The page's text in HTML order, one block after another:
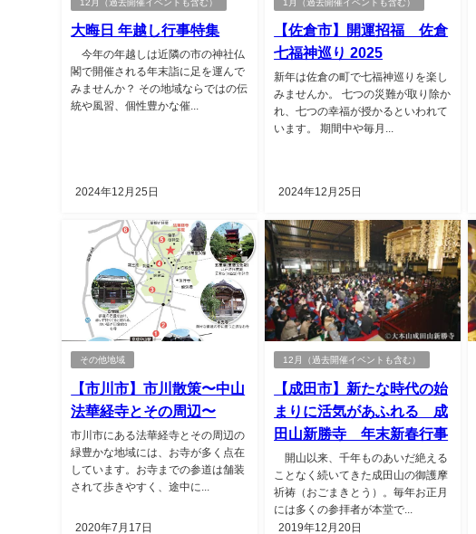
12月（過去開催イベントも含む）
大晦日 年越し行事特集
今年の年越しは近隣の市の神社仏
閣で開催される年末詣に足を運んで
みませんか？ その地域ならではの伝
統や風習、個性豊かな催...
2024年12月25日
1月（過去開催イベントも含む）
【佐倉市】開運招福 佐倉
七福神巡り 2025
新年は佐倉の町で七福神巡りを楽し
みませんか。 七つの災難が取り除か
れ、七つの幸福が授かるといわれて
います。 期間中や毎月...
2024年12月25日
その他地域
【市川市】市川散策〜中山
法華経寺とその周辺〜
市川市にある法華経寺とその周辺の
緑豊かな地域には、お寺が多く点在
しています。お寺までの参道は舗装
されて歩きやすく、途中に...
2020年7月17日
12月（過去開催イベントも含む）
【成田市】新たな時代の始
まりに活気があふれる 成
田山新勝寺 年末新春行事
開山以来、千年ものあいだ絶える
ことなく続いてきた成田山の御護摩
祈祷（おごまきとう）。毎年お正月
には多くの参拝者が本堂で...
2019年12月20日